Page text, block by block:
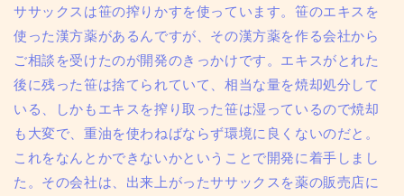
ササックスは笹の搾りかすを使っています。笹のエキスを
使った漢方薬があるんですが、その漢方薬を作る会社から
ご相談を受けたのが開発のきっかけです。エキスがとれた
後に残った笹は捨てられていて、相当な量を焼却処分して
いる、しかもエキスを搾り取った笹は湿っているので焼却
も大変で、重油を使わねばならず環境に良くないのだと。
これをなんとかできないかということで開発に着手しまし
た。その会社は、出来上がったササックスを薬の販売店に